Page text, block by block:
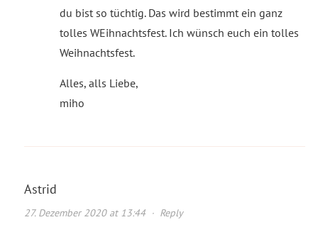
du bist so tüchtig. Das wird bestimmt ein ganz
tolles WEihnachtsfest. Ich wünsch euch ein tolles
Weihnachtsfest.
Alles, alls Liebe,
miho
Astrid
27. Dezember 2020 at 13:44· Reply